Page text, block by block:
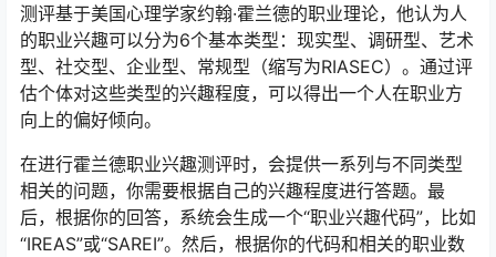
测评基于美国心理学家约翰·霍兰德的职业理论，他认为人
的职业兴趣可以分为6个基本类型：现实型、调研型、艺术
型、社交型、企业型、常规型（缩写为RIASEC）。通过评
估个体对这些类型的兴趣程度，可以得出一个人在职业方
向上的偏好倾向。
在进行霍兰德职业兴趣测评时，会提供一系列与不同类型
相关的问题，你需要根据自己的兴趣程度进行答题。最
后，根据你的回答，系统会生成一个“职业兴趣代码”，比如
“IREAS”或“SAREI”。然后，根据你的代码和相关的职业数